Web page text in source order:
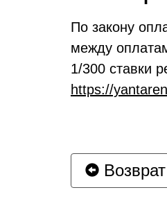
По закону
между
1/300 ставки
https://